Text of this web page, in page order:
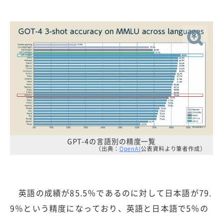
GPT-4の言語別の精度一覧
（出典： OpenAI公表資料より筆者作成）
英語の成績が85.5％であるのに対して日本語が79.
9％という精度になっており、英語と日本語で5％の